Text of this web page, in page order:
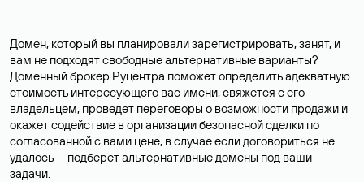
Домен, который вы планировали зарегистрировать, занят, и
вам не подходят свободные альтернативные варианты?
Доменный брокер Руцентра поможет определить адекватную
стоимость интересующего вас имени, свяжется с его
владельцем, проведет переговоры о возможности продажи и
окажет содействие в организации безопасной сделки по
согласованной с вами цене, в случае если договориться не
удалось — подберет альтернативные домены под ваши
задачи.